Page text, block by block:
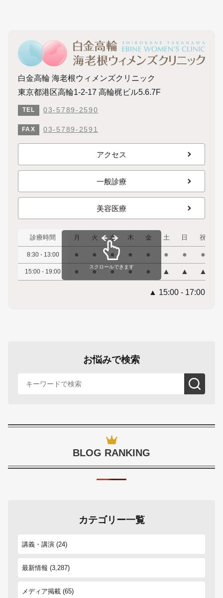
白金高輪 海老根ウィメンズクリニック
東京都港区高輪1-2-17 高輪梶ビル5.6.7F
TEL 03-5789-2590
FAX 03-5789-2591
アクセス
一般診療
美容医療
診療時間 月 火 水 木 金 土 日 祝
8:30 - 13:00 ● ● ● ● ● ● ● ●
15:00 - 19:00 ● ● ● ● ● ▲ ▲ ▲
スクロールできます
▲ 15:00 - 17:00
お悩みで検索
BLOG RANKING
カテゴリー一覧
講義・講演 (24)
最新情報 (3,287)
メディア掲載 (65)